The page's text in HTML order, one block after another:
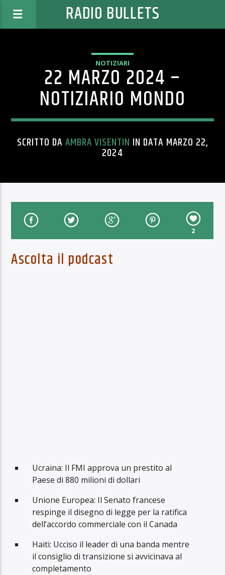
RADIO BULLETS
NOTIZIARI
22 MARZO 2024 –
NOTIZIARIO MONDO
SCRITTO DA AMBRA VISENTIN IN DATA MARZO 22,
2024
2
Ascolta il podcast
Ucraina: Il FMI approva un prestito al
Paese di 880 milioni di dollari
Unione Europea: Il Senato francese
respinge il disegno di legge per la ratifica
dell’accordo commerciale con il Canada
Haiti: Ucciso il leader di una banda mentre
il consiglio di transizione si avvicinava al
completamento